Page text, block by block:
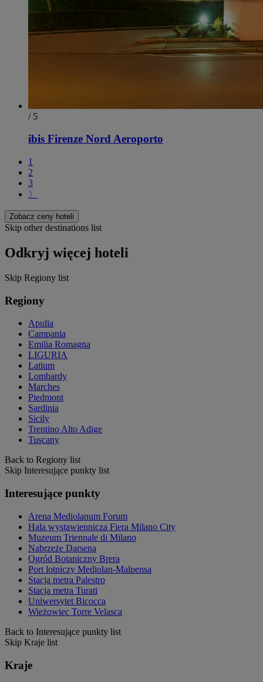
/ 5
ibis Firenze Nord Aeroporto
1
2
3
〉
Zobacz ceny hoteli
Skip other destinations list
Odkryj więcej hoteli
Skip Regiony list
Regiony
Apulia
Campania
Emilia Romagna
LIGURIA
Latium
Lombardy
Marches
Piedmont
Sardinia
Sicily
Trentino Alto Adige
Tuscany
Back to Regiony list
Skip Interesujące punkty list
Interesujące punkty
Arena Mediolanum Forum
Hala wystawiennicza Fiera Milano City
Muzeum Triennale di Milano
Nabrzeże Darsena
Ogród Botaniczny Brera
Port lotniczy Mediolan-Malpensa
Stacja metra Palestro
Stacja metra Turati
Uniwersytet Bicocca
Wieżowiec Torre Velasca
Back to Interesujące punkty list
Skip Kraje list
Kraje